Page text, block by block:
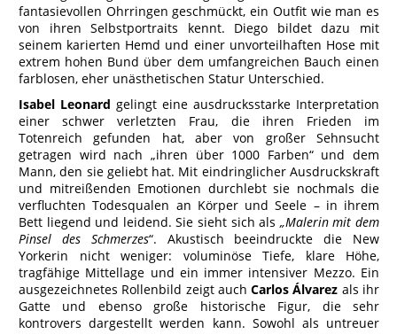
fantasievollen Ohrringen geschmückt, ein Outfit wie man es
von ihren Selbstportraits kennt. Diego bildet dazu mit
seinem karierten Hemd und einer unvorteilhaften Hose mit
extrem hohen Bund über dem umfangreichen Bauch einen
farblosen, eher unästhetischen Statur Unterschied.
Isabel Leonard gelingt eine ausdrucksstarke Interpretation
einer schwer verletzten Frau, die ihren Frieden im
Totenreich gefunden hat, aber von großer Sehnsucht
getragen wird nach „ihren über 1000 Farben“ und dem
Mann, den sie geliebt hat. Mit eindringlicher Ausdruckskraft
und mitreißenden Emotionen durchlebt sie nochmals die
verfluchten Todesqualen an Körper und Seele – in ihrem
Bett liegend und leidend. Sie sieht sich als „Malerin mit dem
Pinsel des Schmerzes“. Akustisch beeindruckte die New
Yorkerin nicht weniger: voluminöse Tiefe, klare Höhe,
tragfähige Mittellage und ein immer intensiver Mezzo. Ein
ausgezeichnetes Rollenbild zeigt auchCarlos Álvarez als ihr
Gatte und ebenso große historische Figur, die sehr
kontrovers dargestellt werden kann. Sowohl als untreuer